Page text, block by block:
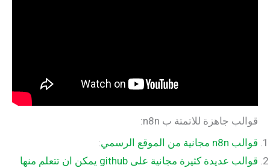
قوالب جاهزة للاتمتة ب n8n:
قوالب n8n مجانية من الموقع الرسمي
:
قوالب عديدة كثيرة مجانية على github يمكن ان تتعلم منها